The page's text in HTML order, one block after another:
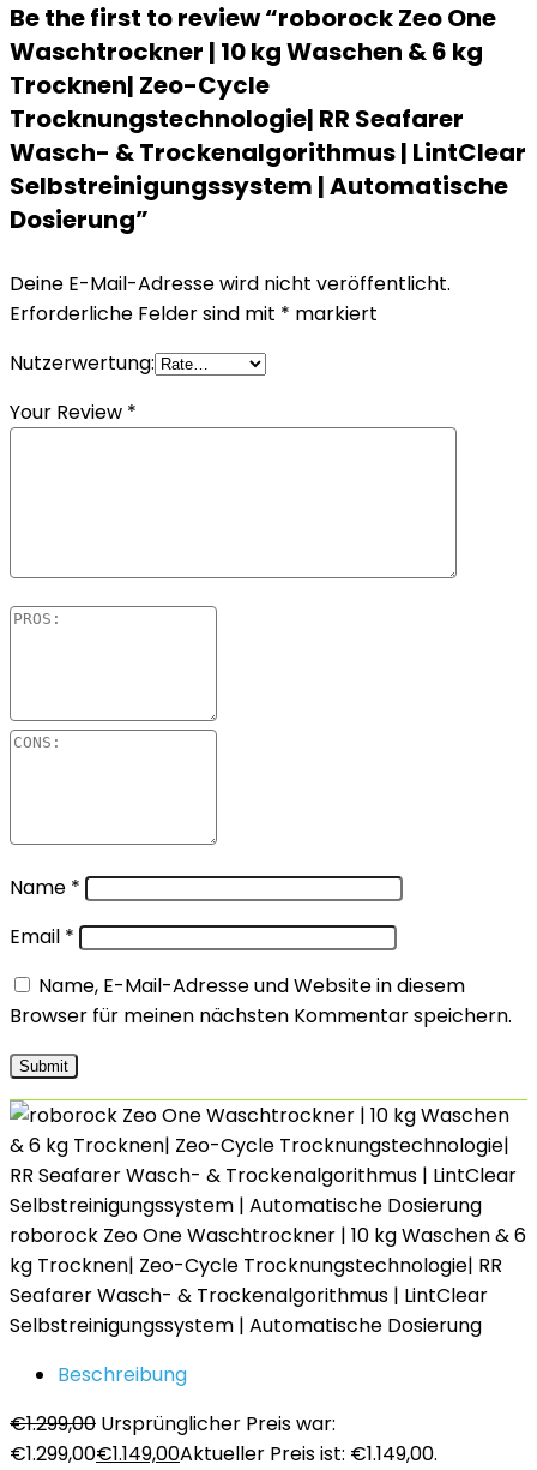
Be the first to review “roborock Zeo One
Waschtrockner | 10 kg Waschen & 6 kg
Trocknen| Zeo-Cycle
Trocknungstechnologie| RR Seafarer
Wasch- & Trockenalgorithmus | LintClear
Selbstreinigungssystem | Automatische
Dosierung”
Deine E-Mail-Adresse wird nicht veröffentlicht.
Erforderliche Felder sind mit * markiert
Nutzerwertung:
Your Review *
Name *
Email *
Name, E-Mail-Adresse und Website in diesem
Browser für meinen nächsten Kommentar speichern.
roborock Zeo One Waschtrockner | 10 kg Waschen & 6
kg Trocknen| Zeo-Cycle Trocknungstechnologie| RR
Seafarer Wasch- & Trockenalgorithmus | LintClear
Selbstreinigungssystem | Automatische Dosierung
Beschreibung
€1.299,00 Ursprünglicher Preis war:
€1.299,00€1.149,00Aktueller Preis ist: €1.149,00.